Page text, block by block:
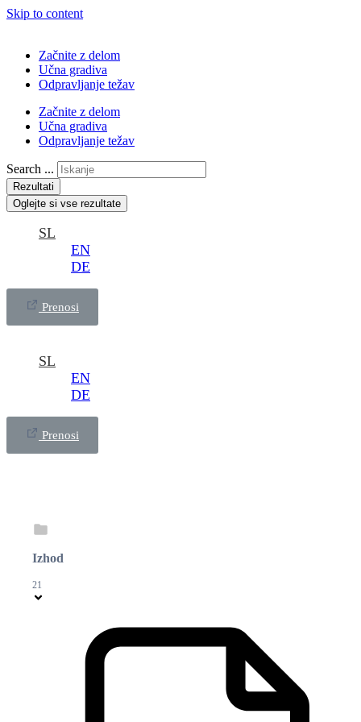
Skip to content
Začnite z delom
Učna gradiva
Odpravljanje težav
Začnite z delom
Učna gradiva
Odpravljanje težav
Search ...
Rezultati
Oglejte si vse rezultate
SL
EN
DE
Prenosi
SL
EN
DE
Prenosi
Izhod
21